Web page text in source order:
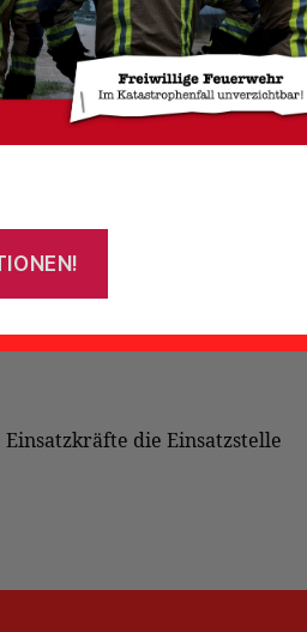
Leitstelle Ostfriesland die
ankamen, übernahmen
zu der Fahrerin
Rettungsdienst
die Einsatzstelle